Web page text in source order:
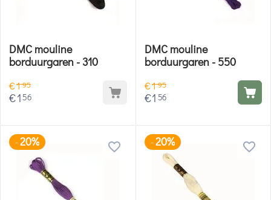
DMC mouline
borduurgaren - 310
€195
€1 56
DMC mouline
borduurgaren - 550
€195
€1 56
-20% -20%